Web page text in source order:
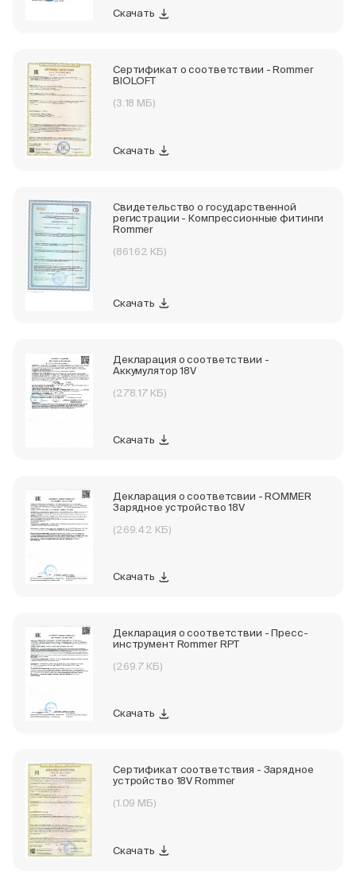
Скачать
Сертификат о соответствии - Rommer
BIOLOFT
(3.18 МБ)
Скачать
Свидетельство о государственной
регистрации - Компрессионные фитинги
Rommer
(861.62 КБ)
Скачать
Декларация о соответствии -
Аккумулятор 18V
(278.17 КБ)
Скачать
Декларация о соответсвии - ROMMER
Зарядное устройство 18V
(269.42 КБ)
Скачать
Декларация о соответствии - Пресс-
инструмент Rommer RPT
(269.7 КБ)
Скачать
Сертификат соответствия - Зарядное
устройство 18V Rommer
(1.09 МБ)
Скачать